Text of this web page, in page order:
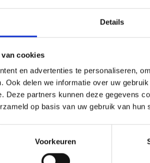
Details
cookies
en advertenties te personaliseren,
Ook delen we informatie over uw
Deze partners kunnen deze gegevens
op basis van uw gebruik van hun
Voorkeuren
uitsluitingen en beperkingen van
zou worden;
van meer dan 5 DIN-PK, een
een verplichte BA verzekering moet